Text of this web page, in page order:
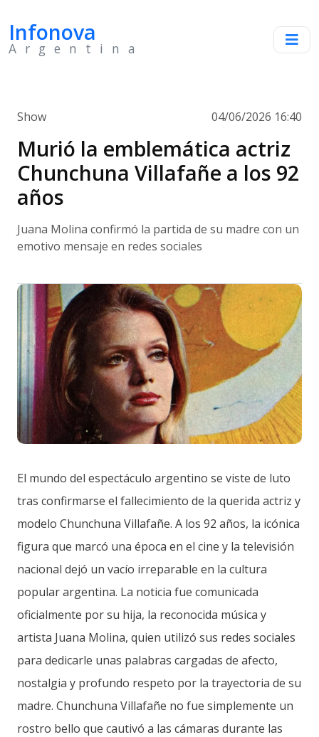
Infonova
Argentina
Show 04/06/2026 16:40
Murió la emblemática actriz
Chunchuna Villafañe a los 92
años
Juana Molina confirmó la partida de su madre con un
emotivo mensaje en redes sociales
El mundo del espectáculo argentino se viste de luto
tras confirmarse el fallecimiento de la querida actriz y
modelo Chunchuna Villafañe. A los 92 años, la icónica
figura que marcó una época en el cine y la televisión
nacional dejó un vacío irreparable en la cultura
popular argentina. La noticia fue comunicada
oficialmente por su hija, la reconocida música y
artista Juana Molina, quien utilizó sus redes sociales
para dedicarle unas palabras cargadas de afecto,
nostalgia y profundo respeto por la trayectoria de su
madre. Chunchuna Villafañe no fue simplemente un
rostro bello que cautivó a las cámaras durante las